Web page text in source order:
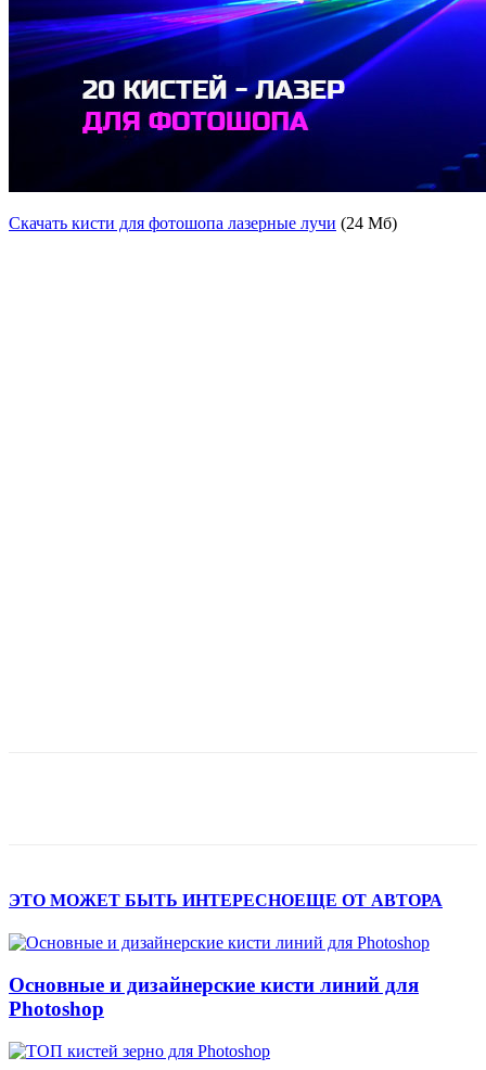
Скачать кисти для фотошопа лазерные лучи (24 Мб)
ЭТО МОЖЕТ БЫТЬ ИНТЕРЕСНОЕЩЕ ОТ АВТОРА
Основные и дизайнерские кисти линий для
Photoshop